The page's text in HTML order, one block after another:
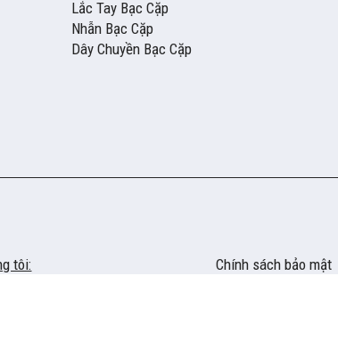
Lắc Tay Bạc Cặp
Nhẫn Bạc Cặp
Dây Chuyền Bạc Cặp
tôi: Chính sách bảo mật